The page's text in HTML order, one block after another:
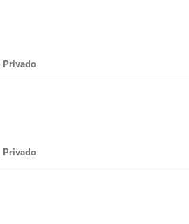
Privado
Privado